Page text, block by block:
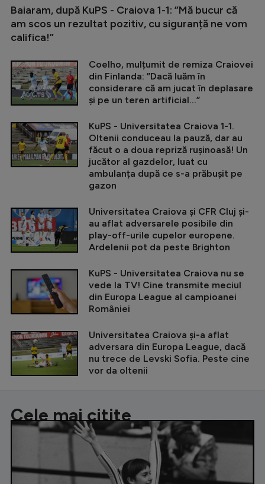
Baiaram, după KuPS - Craiova 1-1: ”Mă bucur că
am scos un rezultat pozitiv, cu siguranță ne vom
califica!”
Coelho, mulțumit de remiza Craiovei
din Finlanda: ”Dacă luăm în
considerare că am jucat în deplasare
și pe un teren artificial...”
KuPS - Universitatea Craiova 1-1.
Oltenii conduceau la pauză, dar au
făcut o a doua repriză rușinoasă! Un
jucător al gazdelor, luat cu
ambulanța după ce s-a prăbușit pe
gazon
Universitatea Craiova și CFR Cluj și-
au aflat adversarele posibile din
play-off-urile cupelor europene.
Ardelenii pot da peste Brighton
KuPS - Universitatea Craiova nu se
vede la TV! Cine transmite meciul
din Europa League al campioanei
României
Universitatea Craiova și-a aflat
adversara din Europa League, dacă
nu trece de Levski Sofia. Peste cine
vor da oltenii
Cele mai citite